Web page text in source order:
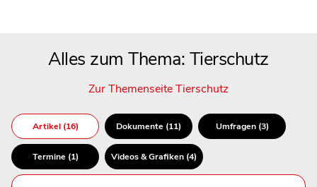
Alles zum Thema: Tierschutz
Zur Themenseite Tierschutz
Artikel (16) Dokumente (11) Umfragen (3)
Termine (1) Videos & Grafiken (4)